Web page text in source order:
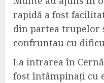
rapidă a fost
din partea trupelor
confruntau cu
La intrarea în
fost întâmpinați cu